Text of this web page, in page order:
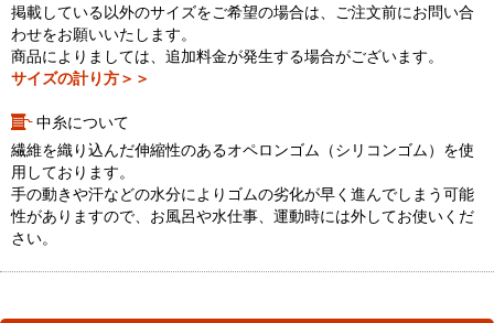
掲載している以外のサイズをご希望の場合は、ご注文前にお問い合
わせをお願いいたします。
商品によりましては、追加料金が発生する場合がございます。
サイズの計り方＞＞
中糸について
繊維を織り込んだ伸縮性のあるオペロンゴム（シリコンゴム）を使
用しております。
手の動きや汗などの水分によりゴムの劣化が早く進んでしまう可能
性がありますので、お風呂や水仕事、運動時には外してお使いくだ
さい。